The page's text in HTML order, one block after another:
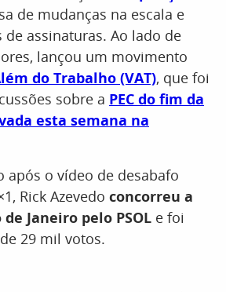
de mudanças na escala e
assinaturas. Ao lado de
lançou um movimento
do Trabalho (VAT), que foi
sobre a PEC do fim da
esta semana na
após o vídeo de desabafo
Rick Azevedo concorreu a
Janeiro pelo PSOL e foi
29 mil votos.